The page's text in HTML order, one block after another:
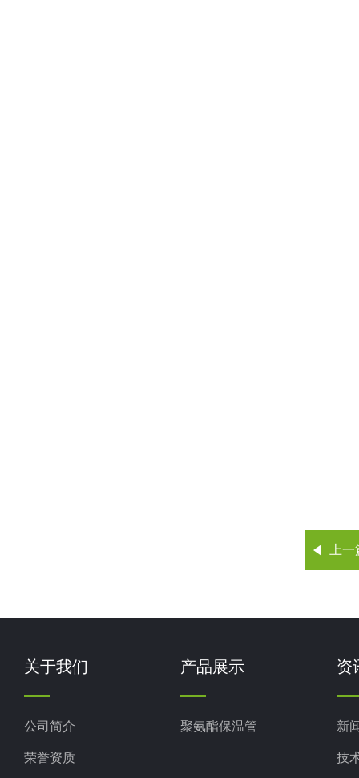
上
关于我们
公司简介
荣誉资质
产品展示
聚氨酯保温管
资
新
技